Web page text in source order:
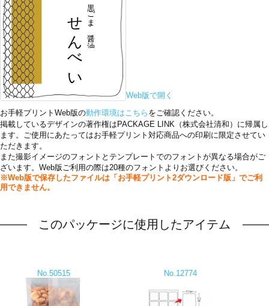
Web版で開く
お手軽プリントWeb版の動作環境はこちら をご確認ください。
掲載しているデザインの著作権はPACKAGE LINK（株式会社清和）に帰属し
ます。ご使用にあたってはお手軽プリント対応商品への印刷に限定させてい
ただきます。
また撮影イメージのフォントとテンプレートでのフォントが異なる場合がご
ざいます。Web版ご利用の際は20種のフォントよりお選びください。
※Web版で保存したファイルは「お手軽プリント2ダウンロード版」でご利
用できません。
このパッケージに使用したアイテム
No.50515 No.12774